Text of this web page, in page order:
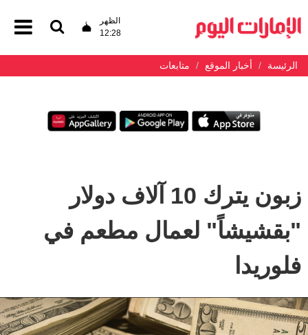
الظهر
12:28
الرئيسة أخبار الموقع متابعات
زبون يترك 10 آلاف دولار
"بقشيشاً" لعمال مطعم في
فلوريدا